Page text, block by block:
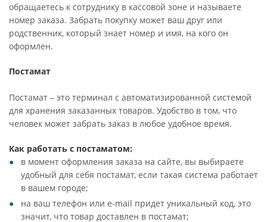
обращаетесь к сотруднику в кассовой зоне и называете
номер заказа. Забрать покупку может ваш друг или
родственник, который знает номер и имя, на кого он
оформлен.
Постамат
Постамат – это терминал с автоматизированной системой
для хранения заказанных товаров. Удобство в том, что
человек может забрать заказ в любое удобное время.
Как работать с постаматом:
в момент оформления заказа на сайте, вы выбираете
удобный для себя постамат, если такая система работает
в вашем городе;
на ваш телефон или e-mail придет уникальный код, это
значит, что товар доставлен в постамат;